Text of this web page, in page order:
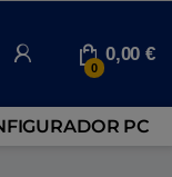
0
0,00€
PC